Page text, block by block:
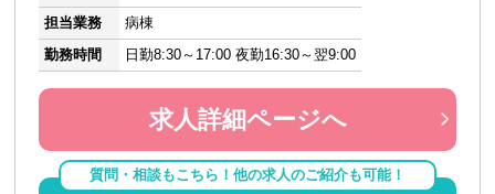
担当業務
病棟
勤務時間
日勤8:30～17:00 夜勤16:30～翌9:00
求人詳細ページへ
質問・相談もこちら！他の求人のご紹介も可能！